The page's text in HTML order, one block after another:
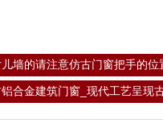
儿墙的请注意仿古门窗把手的
合金建筑门窗_现代工艺呈现